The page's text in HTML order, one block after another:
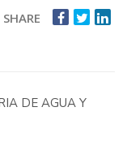
SHARE
DE AGUA Y